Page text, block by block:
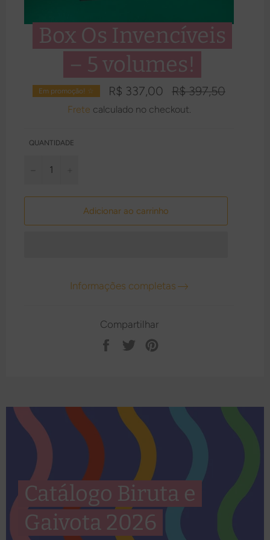
Box Os Invencíveis
– 5 volumes!
Em promoção! ☆ R$ 337,00
Preço
normal
R$ 397,50
Frete calculado no checkout.
QUANTIDADE
Adicionar ao carrinho
Informações completas
Compartilhar
Compartilhar
Tweetar
Catálogo Biruta e
Gaivota 2026